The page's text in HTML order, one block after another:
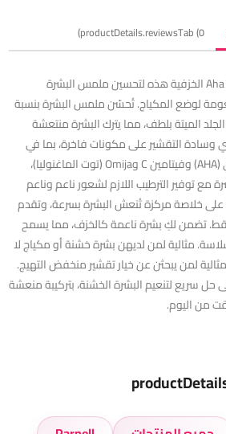
productDetails.reviewsTab (0)
صُممت وسادة تقشير Aha Omija الخزفية هذه لتحسين ملمس البشرة
لوضع المكياج. تُحسّن ملمس البشرة بنسبة
الجلد الميتة بلطف، مما يترك البشرة منتعشة
وسادة التقشير على مكونات فاخرة، بما في
ذلك أحماض ألفا هيدروكسي (AHA) وفيتامين C وOmija (توت الماغنوليا)،
مع توفير الترطيب اللازم لشعور ناعم وناعم
خلاصة مركزة تُنعش البشرة بسرعة، وتقدم
في 30 ثانية فقط. تضمن لكِ بشرة ناعمة كالخزف، مما يسمح
مثالية لمن لديهن بشرة خشنة أو مكياج لا
لمن يبحثن عن خيار تقشير منخفض التهيج.
حل سريع لتنعيم البشرة الخشنة، بتركيبة منعشة
من اليوم.